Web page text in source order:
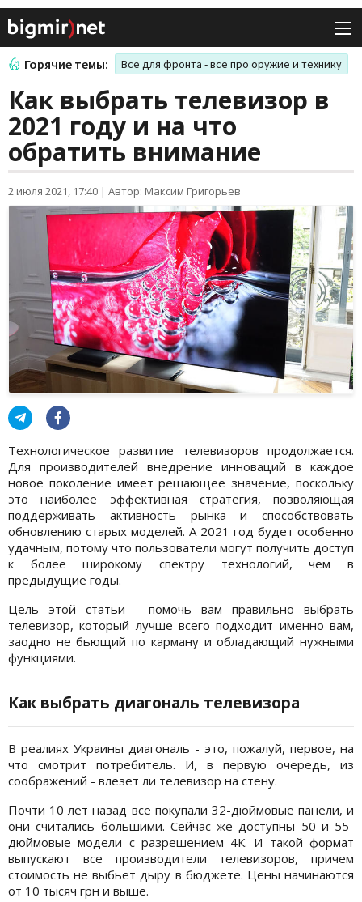
Горячие темы: Все для фронта - все про оружие и технику
Как выбрать телевизор в
2021 году и на что
обратить внимание
2 июля 2021, 17:40 | Автор: Максим Григорьев
Технологическое развитие телевизоров продолжается.
Для производителей внедрение инноваций в каждое
новое поколение имеет решающее значение, поскольку
это наиболее эффективная стратегия, позволяющая
поддерживать активность рынка и способствовать
обновлению старых моделей. А 2021 год будет особенно
удачным, потому что пользователи могут получить доступ
к более широкому спектру технологий, чем в
предыдущие годы.
Цель этой статьи - помочь вам правильно выбрать
телевизор, который лучше всего подходит именно вам,
заодно не бьющий по карману и обладающий нужными
функциями.
Как выбрать диагональ телевизора
В реалиях Украины диагональ - это, пожалуй, первое, на
что смотрит потребитель. И, в первую очередь, из
соображений - влезет ли телевизор на стену.
Почти 10 лет назад все покупали 32-дюймовые панели, и
они считались большими. Сейчас же доступны 50 и 55-
дюймовые модели с разрешением 4К. И такой формат
выпускают все производители телевизоров, причем
стоимость не выбьет дыру в бюджете. Цены начинаются
от 10 тысяч грн и выше.